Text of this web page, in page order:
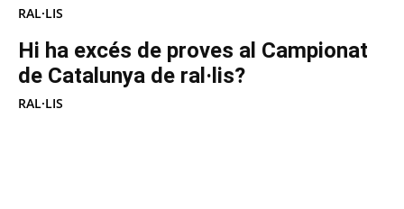
RAL·LIS
Hi ha excés de proves al Campionat
de Catalunya de ral·lis?
RAL·LIS